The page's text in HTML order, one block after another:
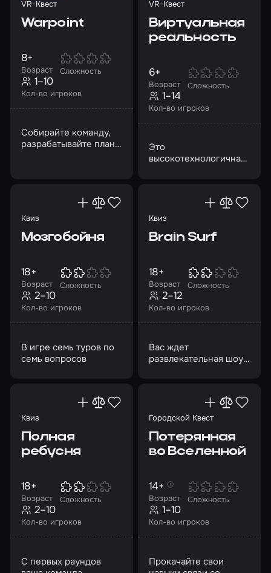
VR-Квест
Warpoint
Возраст
8+
Сложность
Кол-во игроков
1–10
Собирайте команду,
разрабатывайте план
VR-Квест
Виртуальная
реальность
Возраст
6+
Сложность
Кол-во игроков
1–14
Это
высокотехнологичная
перенесенная в VR-
пространство
Квиз
Мозгобойня
Возраст
18+
Сложность
Кол-во игроков
2–10
В игре семь туров по
семь вопросов
Квиз
Brain Surf
Возраст
18+
Сложность
Кол-во игроков
2–12
Вас ждет
развлекательная шоу-
Квиз
Полная
ребусня
Возраст
18+
Сложность
Кол-во игроков
2–10
С первых раундов
Городской Квест
Потерянная
во Вселенной
Возраст
14+
Сложность
Кол-во игроков
1–10
Прокачайте свои